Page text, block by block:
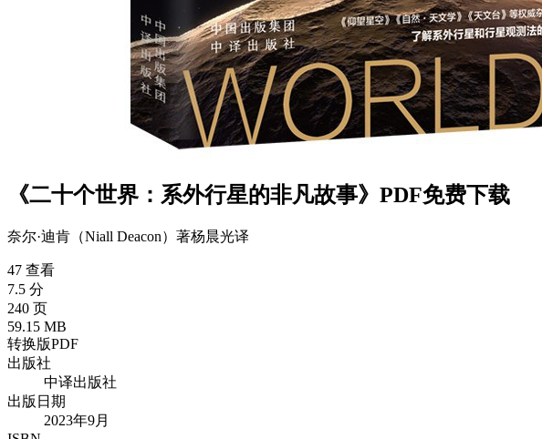
《二十个世界：系外行星的非凡故事》PDF免费下载
奈尔·迪肯（Niall Deacon） 著杨晨光译
47 查看
7.5 分
240 页
59.15 MB
转换版PDF
出版社
中译出版社
出版日期
2023年9月